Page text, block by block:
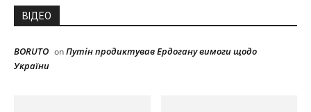
ВІДЕО
BORUTO onПутін продиктував Ердогану вимоги щодо
України